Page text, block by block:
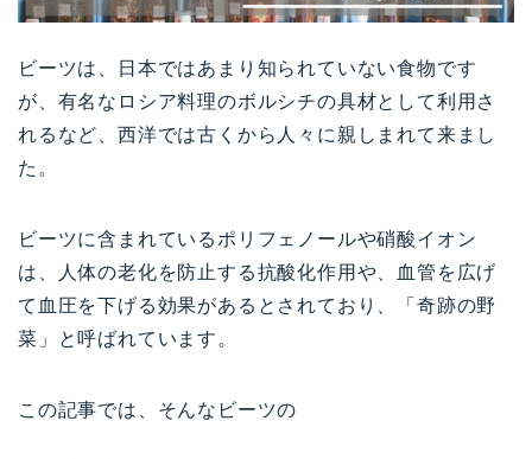
ビーツは、日本ではあまり知られていない食物です
が、有名なロシア料理のボルシチの具材として利用さ
れるなど、西洋では古くから人々に親しまれて来まし
た。
ビーツに含まれているポリフェノールや硝酸イオン
は、人体の老化を防止する抗酸化作用や、血管を広げ
て血圧を下げる効果があるとされており、「奇跡の野
菜」と呼ばれています。
この記事では、そんなビーツの